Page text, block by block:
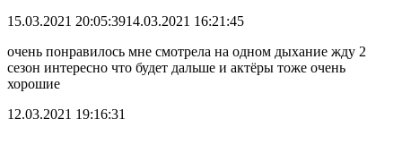
15.03.2021 20:05:3914.03.2021 16:21:45
очень понравилось мне смотрела на одном дыхание жду 2
сезон интересно что будет дальше и актёры тоже очень
хорошие
12.03.2021 19:16:31